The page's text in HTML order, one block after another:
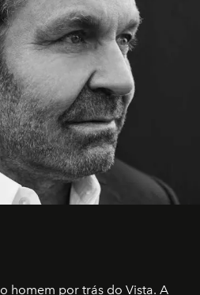
homem por trás do Vista. A